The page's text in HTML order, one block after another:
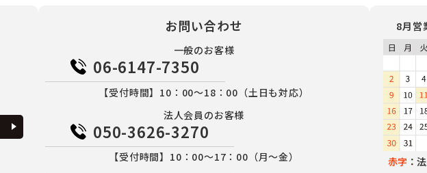
お問い合わせ
一般のお客様
06-6147-7350
【受付時間】10：00～18：00（土日も対応）
法人会員のお客様
050-3626-3270
【受付時間】10：00～17：00（月～金）
8月営
赤字 ：